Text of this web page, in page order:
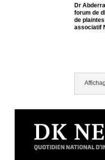
Dr
forum de
de
associatif